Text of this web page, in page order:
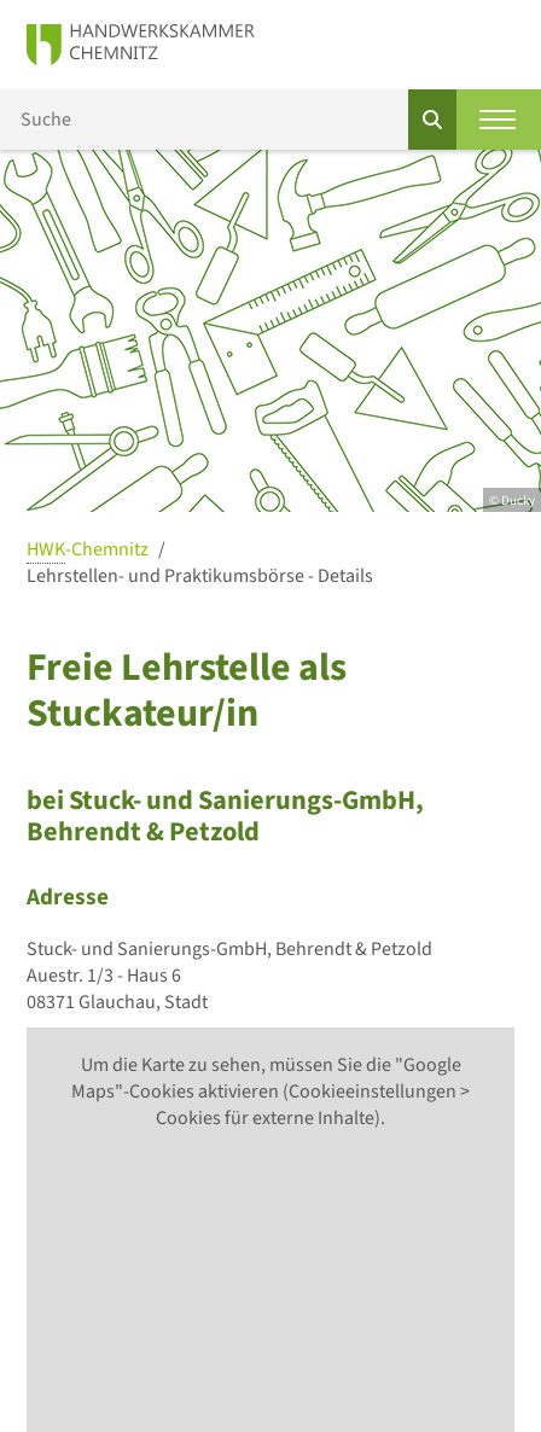
© Ducky
HWK-Chemnitz
Lehrstellen- und Praktikumsbörse - Details
Freie Lehrstelle als
Stuckateur/in
bei Stuck- und Sanierungs-GmbH,
Behrendt & Petzold
Adresse
Stuck- und Sanierungs-GmbH, Behrendt & Petzold
Auestr. 1/3 - Haus 6
08371 Glauchau, Stadt
Um die Karte zu sehen, müssen Sie die "Google
Maps"-Cookies aktivieren (Cookieeinstellungen >
Cookies für externe Inhalte).